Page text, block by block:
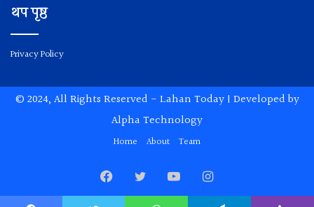
थप पृष्ठ
Privacy Policy
© 2024, All Rights Reserved - Lahan Today| Developed by
Alpha Technology
Home About Team
FacebookTwitterYouTubeInstagram